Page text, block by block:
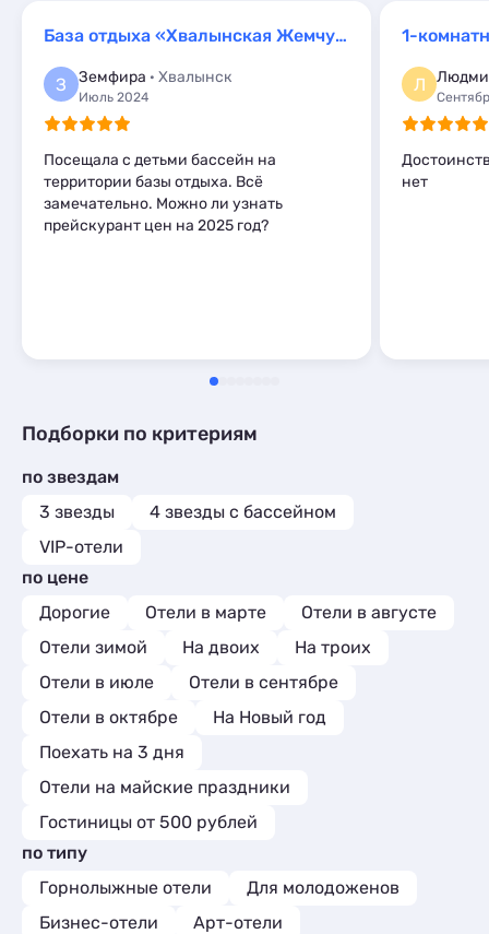
Апартаменты 9
Апартаменты 9
Мини-отели 2
Глэмпинги 2
Шале 6
База отдыха «Хвалынская Жемчужина»
З Земфира · Хвалынск
Июль 2024
Посещала с детьми бассейн на
территории базы отдыха. Всё
замечательно. Можно ли узнать
прейскурант цен на 2025 год?
1-
Л
нет
Подборки по критериям
по звездам
3 звезды
4 звезды с бассейном
VIP-отели
по цене
Дорогие
Отели в марте
Отели в августе
Отели зимой
На двоих
На троих
Отели в июле
Отели в сентябре
Отели в октябре
На Новый год
Поехать на 3 дня
Отели на майские праздники
Гостиницы от 500 рублей
по типу
Горнолыжные отели
Для молодоженов
Бизнес-отели
Арт-отели